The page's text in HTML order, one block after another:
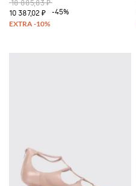
18 885,83 ₽
10 387,02 ₽
-45%